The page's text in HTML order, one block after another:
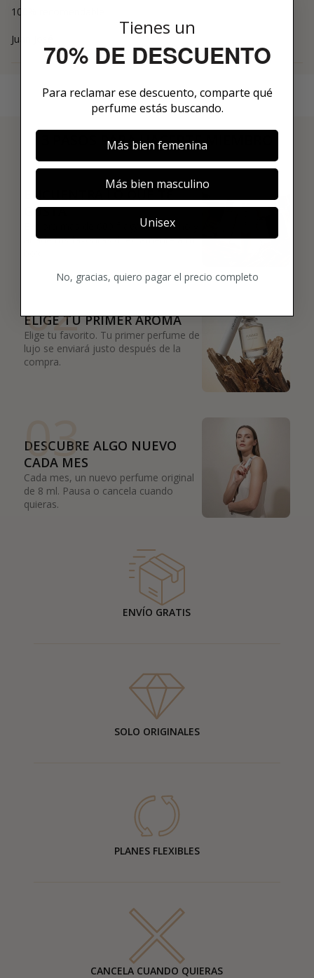
100% recomendable
Juan José
3 PASOS PARA HACERTE MIEMBRO
01
ENCUENTRA LO QUE TE
GUSTA
Explora más de 600 fragancias nicho y
añade tus favoritas directamente a tu
02
ELIGE TU PRIMER AROMA
Elige tu favorito. Tu primer perfume de
lujo se enviará justo después de la
compra.
03
DESCUBRE ALGO NUEVO
CADA MES
Cada mes, un nuevo perfume original
de 8 ml. Pausa o cancela cuando
quieras.
ENVÍO GRATIS
SOLO ORIGINALES
PLANES FLEXIBLES
CANCELA CUANDO QUIERAS
Tienes un
70% DE DESCUENTO
Para reclamar ese descuento, comparte qué
perfume estás buscando.
Más bien femenina
Más bien masculino
Unisex
No, gracias, quiero pagar el precio completo